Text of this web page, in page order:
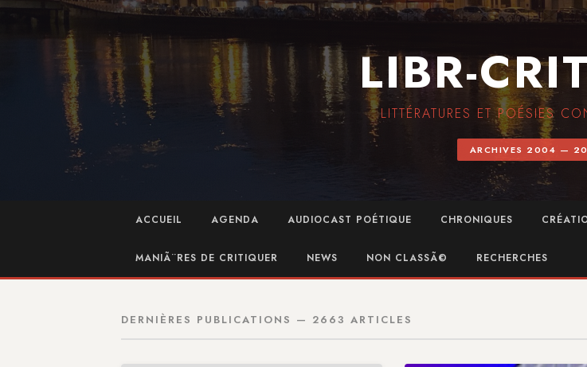
LIBR-
LITTÉRATURES ET POÉSIES
ARCHIVES 2004 —
ACCUEIL AGENDA AUDIOCAST POÉTIQUE CHRONIQUES
MANIÃ¨RES DE CRITIQUER NEWS NON CLASSÃ© RECHERCHES
DERNIÈRES PUBLICATIONS — 2663 ARTICLES